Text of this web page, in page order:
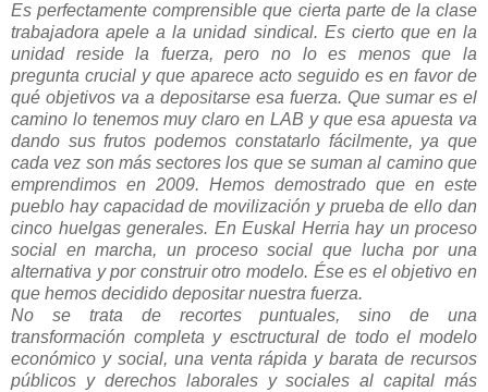
Es perfectamente comprensible que cierta parte de la clase
trabajadora apele a la unidad sindical. Es cierto que en la
unidad reside la fuerza, pero no lo es menos que la
pregunta crucial y que aparece acto seguido es en favor de
qué objetivos va a depositarse esa fuerza. Que sumar es el
camino lo tenemos muy claro en LAB y que esa apuesta va
dando sus frutos podemos constatarlo fácilmente, ya que
cada vez son más sectores los que se suman al camino que
emprendimos en 2009. Hemos demostrado que en este
pueblo hay capacidad de movilización y prueba de ello dan
cinco huelgas generales. En Euskal Herria hay un proceso
social en marcha, un proceso social que lucha por una
alternativa y por construir otro modelo. Ése es el objetivo en
que hemos decidido depositar nuestra fuerza.
No se trata de recortes puntuales, sino de una
transformación completa y esctructural de todo el modelo
económico y social, una venta rápida y barata de recursos
públicos y derechos laborales y sociales al capital más